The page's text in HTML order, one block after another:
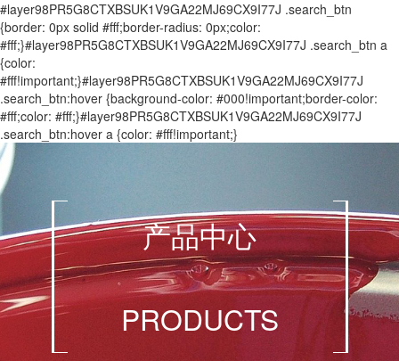
#layer98PR5G8CTXBSUK1V9GA22MJ69CX9I77J .search_btn
{border: 0px solid #fff;border-radius: 0px;color:
#fff;}#layer98PR5G8CTXBSUK1V9GA22MJ69CX9I77J .search_btn a
{color:
#fff!important;}#layer98PR5G8CTXBSUK1V9GA22MJ69CX9I77J
.search_btn:hover {background-color: #000!important;border-color:
#fff;color: #fff;}#layer98PR5G8CTXBSUK1V9GA22MJ69CX9I77J
.search_btn:hover a {color: #fff!important;}
产品中心
PRODUCTS